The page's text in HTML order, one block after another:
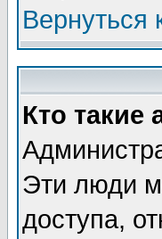
Вернуться
Кто такие
Эти люди
доступа,